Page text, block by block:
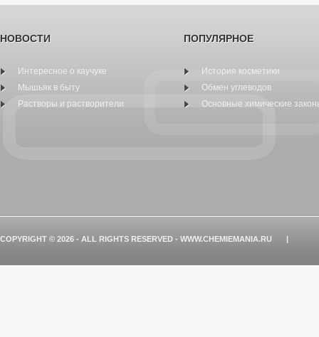
НОВОСТИ
Интересное о каучуке
Мышьяк в быту
Растворы и растворители
ПОПУЛЯРНОЕ
История косметики
Обмен углеводов
Основные химические
COPYRIGHT © 2026 - ALL RIGHTS RESERVED - WWW.CHEMIEMANIA.RU |